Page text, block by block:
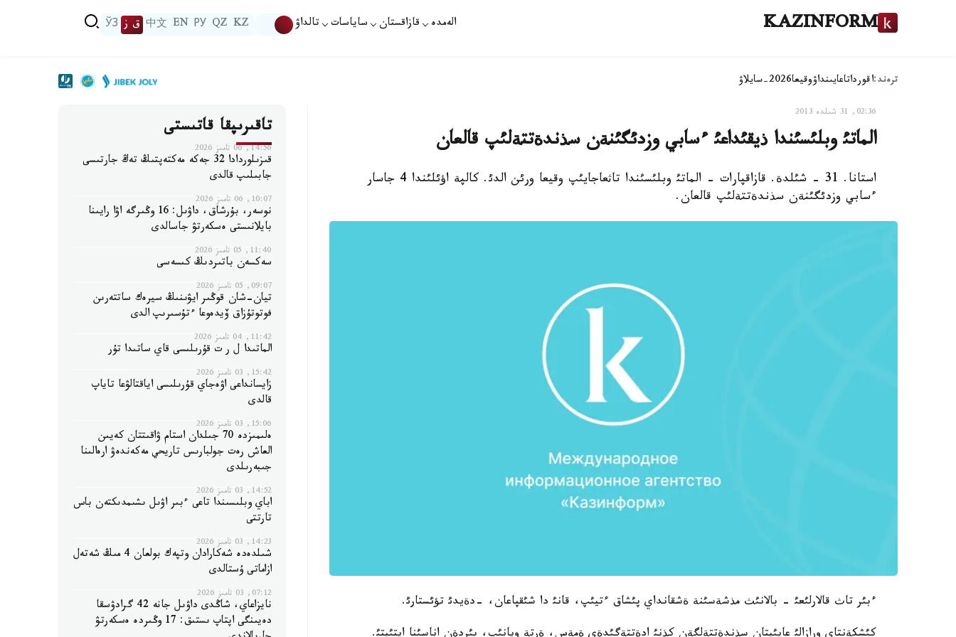
KAZINFORM الەمدە قازاقستان ساياسات تالداۋ KZ
QZ
РУ
EN
中文 ق ز ЎЗ
ترەند:اقورداتاعايىنداۋوقيعا2026-سايلاۋ
02:36, 31 شىلدە 2013
الماتئ وبلئسئندا ذيقئداعئ ءسابي وزدئگئنةن سذندةتتةلئپ قالعان
استانا. 31 - شئلدة. قازاقپارات - الماتئ وبلئسئندا تاثعاجايئپ وقيعا ورئن الدئ. كالپة اؤئلئندا 4 جاسار
ءسابي وزدئگئنةن سذندةتتةلئپ قالعان.
ءبئر تاث قالارلئعئ - بالانئث مذشةسئنة ةشقانداي پئشاق ءتيئپ، قانئ دا شئقپاعان، -دةيدئ تؤئستارئ.
تاقىرىپقا قاتىستى
14:56, 06 تامىز 2026
قىزىلوردادا 32 جەكە مەكتەپتىڭ تەڭ جارتىسى
جابىلىپ قالدى
10:07, 06 تامىز 2026
نوسەر، بۇرشاق، داۋىل: 16 وڭىرگە اۋا رايىنا
بايلانىستى ەسكەرتۋ جاسالدى
11:40, 05 تامىز 2026
سەكسەن باتىردىڭ كىسەسى
09:07, 05 تامىز 2026
تيان-شان قوڭىر ايۋىنىڭ سيرەك ساتتەرىن
فوتوتۇزاق ۆيدەوعا ءتۇسىرىپ الدى
11:42, 04 تامىز 2026
الماتىدا ل ر ت قۇرىلىسى قاي ساتىدا تۇر
15:42, 03 تامىز 2026
زايسانداعى اۋەجاي قۇرىلىسى اياقتالۋعا تاياپ
قالدى
15:06, 03 تامىز 2026
ەلىمىزدە 70 جىلدان استام ۋاقىتتان كەيىن
العاش رەت جولبارىس تاريحي مەكەندەۋ ارەالىنا
جىبەرىلدى
14:52, 03 تامىز 2026
اباي وبلىسىندا تاعى ءبىر اۋىل ىشىمدىكتەن باس
تارتتى
14:23, 03 تامىز 2026
شىلدەدە شەكارادان وتپەك بولعان 4 مىڭ شەتەل
ازاماتى ۇستالدى
07:12, 03 تامىز 2026
نايزاعاي، شاڭدى داۋىل جانە 42 گرادۋسقا
دەيىنگى اپتاپ ىستىق: 17 وڭىردە ەسكەرتۋ